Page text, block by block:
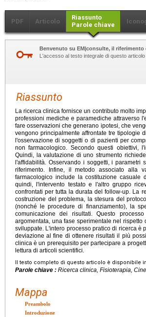
PDF Articolo
Riassunto
Parole chiave
Benvenuto su EM|consulte, il
L'accesso al testo integrale di questo
Riassunto
La ricerca clinica fornisce un contributo molto
professioni mediche e paramediche attraverso
fare osservazioni che generano ipotesi, che
vengono principalmente affrontate tre tipologie
l'osservazione di soggetti o di pazienti per
non farmacologico. Secondo questi obiettivi,
Quindi, la valutazione di uno strumento
l'affidabilità. Osservando i soggetti, i
riferimento. Infine, il metodo associato alla
farmacologico include la costituzione
quindi, l'intervento testato e l'altro gruppo
confrontati per tutta la durata del follow-up. La
costruzione del problema, la stesura del
(nonché le procedure di finanziamento), la
comunicazione dei risultati. Questo
argomentata, una fase sperimentale nel
sviluppate. L'intero processo pratico di ricerca
deviazione al fine di ottenere risultati il più
clinica è un prerequisito per partecipare a
lettura di articoli scientifici.
Il testo completo di questo articolo è disponibile
Parole chiave : Ricerca clinica, Fisioterapia,
Mappa
Preambolo
Introduzione